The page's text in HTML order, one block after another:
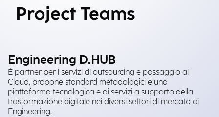
Project Teams
Engineering D.HUB
È partner per i servizi di outsourcing e passaggio al
Cloud, propone standard metodologici e una
piattaforma tecnologica e di servizi a supporto della
trasformazione digitale nei diversi settori di mercato di
Engineering.